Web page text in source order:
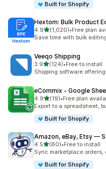
Built for Shopify
Hextom: Bulk Product
4.9เต็ม 5 ดาว
(1,020)
ทั้งหมด 1020 รีวิว
•Free plan
Save time with bulk
Veeqo Shipping
3.9เต็ม 5 ดาว
(124)
ทั้งหมด 124 รีวิว
•Free to install
Shipping software
eCommix ‑ Google
4.9เต็ม 5 ดาว
(19)
ทั้งหมด 19 รีวิว
•Free plan
Export to a spreadsheet,
Built for Shopify
Amazon, eBay, Etsy —
4.5เต็ม 5 ดาว
(80)
ทั้งหมด 80 รีวิว
•Free to install
Sync marketplace orders,
Built for Shopify